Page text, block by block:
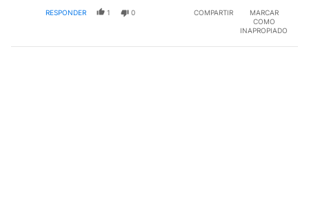
RESPONDER 1 0 COMPARTIR
MARCAR
COMO
INAPROPIADO